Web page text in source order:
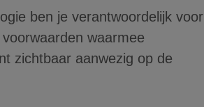
ben je verantwoordelijk
waarmee
zichtbaar aanwezig op de